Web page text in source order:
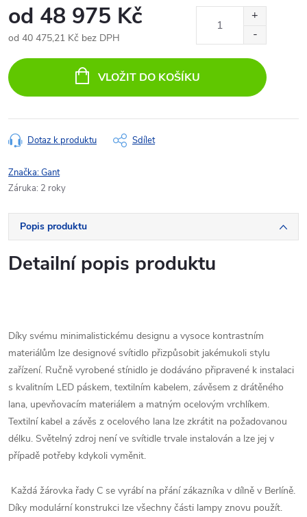
od 48 975 Kč
od 40 475,21 Kč bez DPH
cena:
VLOŽIT DO KOŠÍKU
Dotaz k produktu Sdílet
Značka:Gant
Záruka: 2 roky
Popis produktu
Detailní popis produktu
Díky svému minimalistickému designu a vysoce kontrastním
materiálům lze designové svítidlo přizpůsobit jakémukoli stylu
zařízení. Ručně vyrobené stínidlo je dodáváno připravené k instalaci
s kvalitním LED páskem, textilním kabelem, závěsem z drátěného
lana, upevňovacím materiálem a matným ocelovým vrchlíkem.
Textilní kabel a závěs z ocelového lana lze zkrátit na požadovanou
délku. Světelný zdroj není ve svítidle trvale instalován a lze jej v
případě potřeby kdykoli vyměnit.
Každá žárovka řady C se vyrábí na přání zákazníka v dílně v Berlíně.
Díky modulární konstrukci lze všechny části lampy znovu použít.